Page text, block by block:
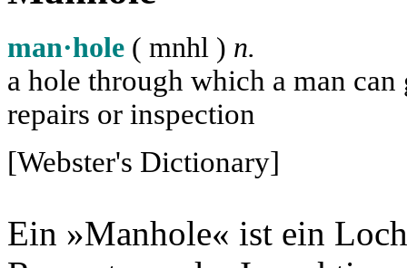
man·hole ( mnhl ) n.
a hole through which a man
repairs or inspection
[Webster's Dictionary]
Ein »Manhole« ist ein